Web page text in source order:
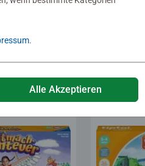
Bewertung 5,0 von 5Tanz-
.
Alle Akzeptieren